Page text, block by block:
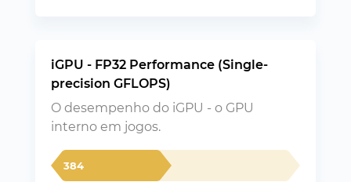
iGPU - FP32 Performance (Single-
precision GFLOPS)
O desempenho do iGPU - o GPU
interno em jogos.
384